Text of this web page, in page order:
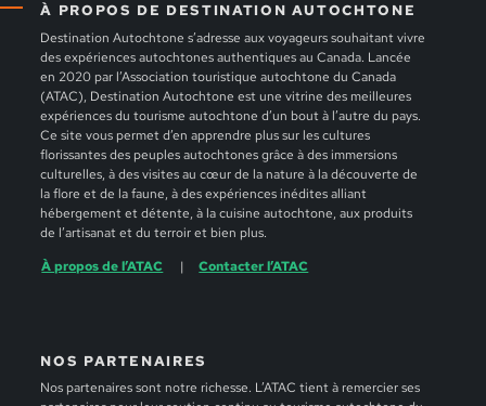
À PROPOS DE DESTINATION AUTOCHTONE
Destination Autochtone s’adresse aux voyageurs souhaitant vivre
des expériences autochtones authentiques au Canada. Lancée
en 2020 par l’Association touristique autochtone du Canada
(ATAC), Destination Autochtone est une vitrine des meilleures
expériences du tourisme autochtone d’un bout à l’autre du pays.
Ce site vous permet d’en apprendre plus sur les cultures
florissantes des peuples autochtones grâce à des immersions
culturelles, à des visites au cœur de la nature à la découverte de
la flore et de la faune, à des expériences inédites alliant
hébergement et détente, à la cuisine autochtone, aux produits
de l’artisanat et du terroir et bien plus.
À propos de l’ATAC
Contacter l’ATAC
NOS PARTENAIRES
Nos partenaires sont notre richesse. L’ATAC tient à remercier ses